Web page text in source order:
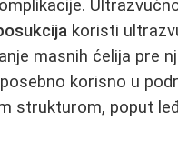
koristi
masnih ćelija pre
korisno u
strukturom, poput